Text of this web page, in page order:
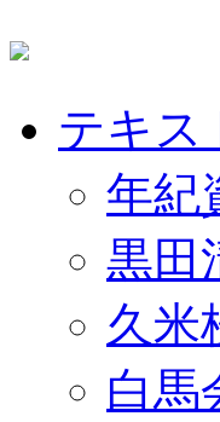
テキス
年紀
黒田
久米
白馬